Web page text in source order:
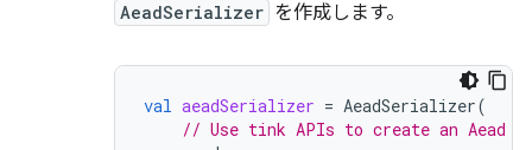
AeadSerializer を作成します。
val aeadSerializer = AeadSerializer(
// Use tink APIs to create an Aead